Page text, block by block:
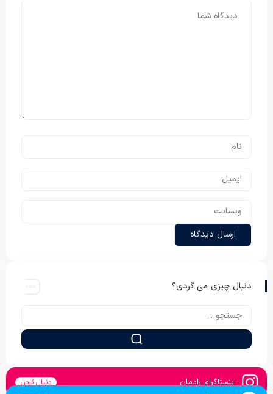
دنبال چیزی می گردی؟
اینستاگرام رادمان دنبال کردن